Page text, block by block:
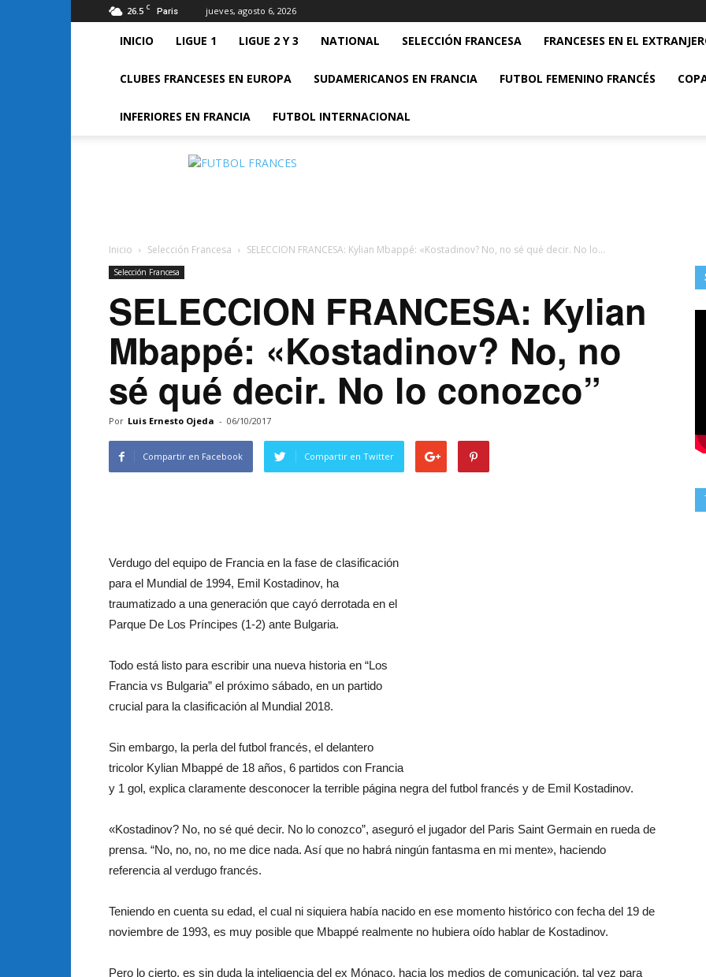
26.5 C Paris jueves, agosto 6, 2026
INICIO LIGUE 1 LIGUE 2 Y 3 NATIONAL SELECCIÓN FRANCESA FRANCESES EN EL
CLUBES FRANCESES EN EUROPA SUDAMERICANOS EN FRANCIA FUTBOL FEMENINO FRANCÉS
INFERIORES EN FRANCIA FUTBOL INTERNACIONAL
FUTBOL
Inicio Selección Francesa SELECCION FRANCESA: Kylian Mbappé: «Kostadinov? No, no sé qué decir. No lo...
Selección Francesa
SELECCION FRANCESA: Kylian
Mbappé: «Kostadinov? No, no
sé qué decir. No lo conozco”
Por Luis Ernesto Ojeda - 06/10/2017
Compartir en Facebook Compartir en Twitter
Verdugo del equipo de Francia en la fase de clasificación
para el Mundial de 1994, Emil Kostadinov, ha
traumatizado a una generación que cayó derrotada en el
Parque De Los Príncipes (1-2) ante Bulgaria.
Todo está listo para escribir una nueva historia en “Los
Francia vs Bulgaria” el próximo sábado, en un partido
crucial para la clasificación al Mundial 2018.
Sin embargo, la perla del futbol francés, el delantero
tricolor Kylian Mbappé de 18 años, 6 partidos con Francia
y 1 gol, explica claramente desconocer la terrible página negra del futbol francés y de Emil Kostadinov.
«Kostadinov? No, no sé qué decir. No lo conozco”, aseguró el jugador del Paris Saint Germain en rueda de
prensa. “No, no, no, no me dice nada. Así que no habrá ningún fantasma en mi mente», haciendo
referencia al verdugo francés.
Teniendo en cuenta su edad, el cual ni siquiera había nacido en ese momento histórico con fecha del 19 de
noviembre de 1993, es muy posible que Mbappé realmente no hubiera oído hablar de Kostadinov.
Pero lo cierto, es sin duda la inteligencia del ex Mónaco, hacia los medios de comunicación, tal vez para